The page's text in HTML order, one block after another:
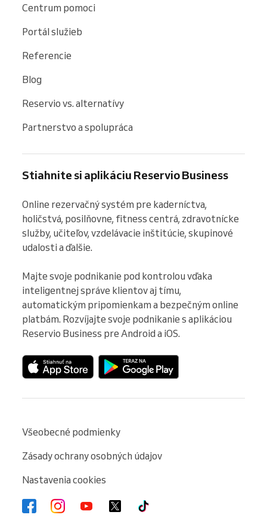
Centrum pomoci
Portál služieb
Referencie
Blog
Reservio vs. alternatívy
Partnerstvo a spolupráca
Stiahnite si aplikáciu Reservio Business
Online rezervačný systém pre kaderníctva,
holičstvá, posilňovne, fitness centrá, zdravotnícke
služby, učiteľov, vzdelávacie inštitúcie, skupinové
udalosti a ďalšie.
Majte svoje podnikanie pod kontrolou vďaka
inteligentnej správe klientov aj tímu,
automatickým pripomienkam a bezpečným online
platbám. Rozvíjajte svoje podnikanie s aplikáciou
Reservio Business pre Android a iOS.
Všeobecné podmienky
Zásady ochrany osobných údajov
Nastavenia cookies